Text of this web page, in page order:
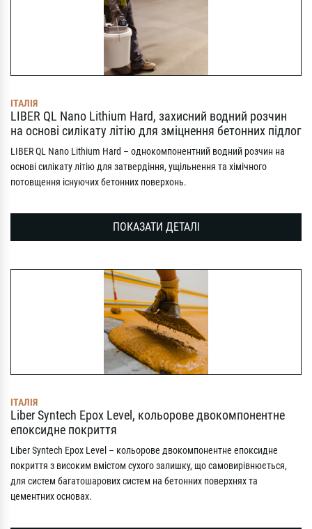
ІТАЛІЯ
LIBER QL Nano Lithium Hard, захисний водний розчин
на основі силікату літію для зміцнення бетонних підлог
LIBER QL Nano Lithium Hard – однокомпонентний водний розчин на
основі силікату літію для затвердіння, ущільнення та хімічного
потовщення існуючих бетонних поверхонь.
ПОКАЗАТИ ДЕТАЛІ
ІТАЛІЯ
Liber Syntech Epox Level, кольорове двокомпонентне
епоксидне покриття
Liber Syntech Epox Level – кольорове двокомпонентне епоксидне
покриття з високим вмістом сухого залишку, що самовирівнюється,
для систем багатошарових систем на бетонних поверхнях та
цементних основах.